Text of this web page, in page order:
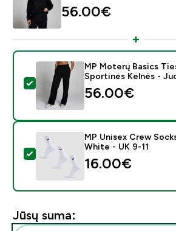
56.00€‎
Pasirinkti šį produktą - MP
MP Moterų Basics
Sportinės Kelnės -
56.00€‎
Pasirinkti šį produktą - MP
MP Unisex Crew
White - UK 9-11
16.00€‎
Jūsų suma: